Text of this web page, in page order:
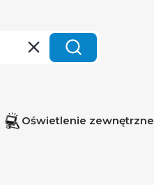
WyczyśćSzukaj
Oświetlenie zewnętrzne